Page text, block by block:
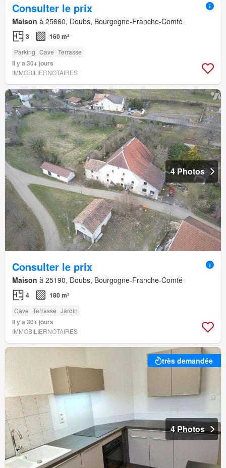
Consulter le prix
Maison à 25660, Doubs, Bourgogne-Franche-Comté
3 160 m²
Parking Cave Terrasse
Il y a 30+ jours
IMMOBILIERNOTAIRES
4 Photos
Consulter le prix
Maison à 25190, Doubs, Bourgogne-Franche-Comté
4 180 m²
Cave Terrasse Jardin
Il y a 30+ jours
IMMOBILIERNOTAIRES
très demandée
4 Photos